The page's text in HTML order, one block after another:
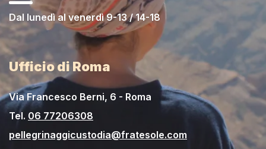
Dal lunedì al venerdì 9-13 / 14-18
Ufficio di Roma
Via Francesco Berni, 6 - Roma
Tel. 06 77206308
pellegrinaggicustodia@fratesole.com